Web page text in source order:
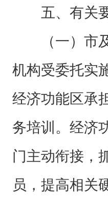
五、有关
（一）市及
机构受委托实
经济功能区承
务培训。经济
门主动衔接，
员，提高相关